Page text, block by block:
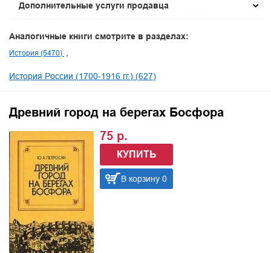
Дополнительные услуги продавца
Аналогичные книги смотрите в разделах:
История (5470)
История России (1700-1916 гг.) (627)
Древний город на берегах Босфора
75 р.
КУПИТЬ
В корзину 0